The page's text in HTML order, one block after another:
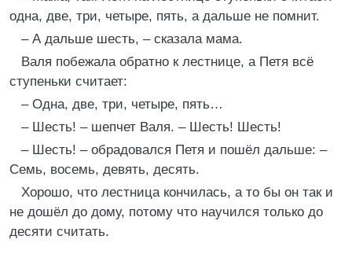
одна, две, три, четыре, пять, а дальше не помнит.
– А дальше шесть, – сказала мама.
Валя побежала обратно к лестнице, а Петя всё
ступеньки считает:
– Одна, две, три, четыре, пять…
– Шесть! – шепчет Валя. – Шесть! Шесть!
– Шесть! – обрадовался Петя и пошёл дальше: –
Семь, восемь, девять, десять.
Хорошо, что лестница кончилась, а то бы он так и
не дошёл до дому, потому что научился только до
десяти считать.